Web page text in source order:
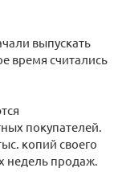
выпускать
время считались
покупателей.
копий своего
недель продаж.